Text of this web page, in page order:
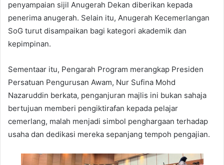
penyampaian sijil Anugerah Dekan diberikan kepada
penerima anugerah. Selain itu, Anugerah Kecemerlangan
SoG turut disampaikan bagi kategori akademik dan
kepimpinan.
Sementaar itu, Pengarah Program merangkap Presiden
Persatuan Pengurusan Awam, Nur Sufina Mohd
Nazaruddin berkata, penganjuran majlis ini bukan sahaja
bertujuan memberi pengiktirafan kepada pelajar
cemerlang, malah menjadi simbol penghargaan terhadap
usaha dan dedikasi mereka sepanjang tempoh pengajian.